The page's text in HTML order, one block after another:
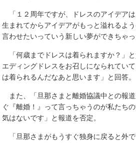
「１２周年ですが、ドレスのアイデア
生まれてからアイデアがもっと溢れるよ
言わせたいっていう新しい夢ができちゃ
「何歳までドレスは着られますか？」
エディングドレスをお召しになられてい
は着られるんだなあと思います」と回答。
また、「旦那さまと離婚協議中との報
ぐ『離婚！』って言っちゃうのが私たち
気はないです」と報道を否定。
「旦那さまがもうすぐ独身に戻ると外